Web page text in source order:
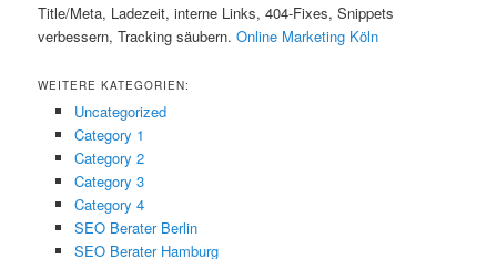
Title/Meta, Ladezeit, interne Links, 404-Fixes, Snippets
verbessern, Tracking säubern.Online Marketing Köln
WEITERE KATEGORIEN:
Uncategorized
Category 1
Category 2
Category 3
Category 4
SEO Berater Berlin
SEO Berater Hamburg